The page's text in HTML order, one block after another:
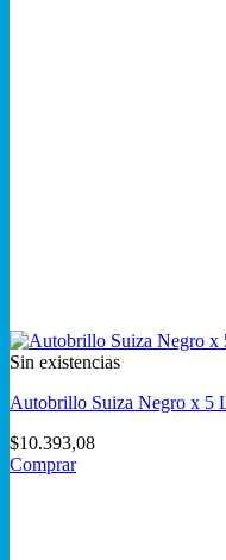
Sin existencias
Autobrillo Suiza Negro x 5
$10.393,08
Comprar